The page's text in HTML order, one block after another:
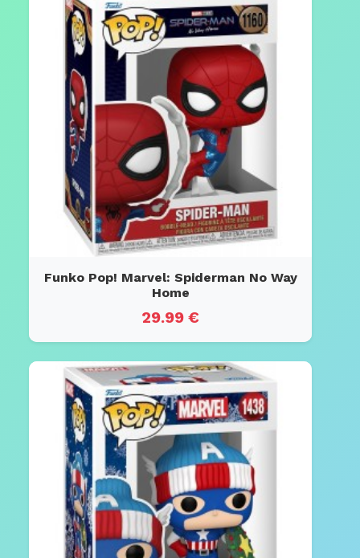
Funko Pop! Marvel: Spiderman No Way
Home
29.99 €